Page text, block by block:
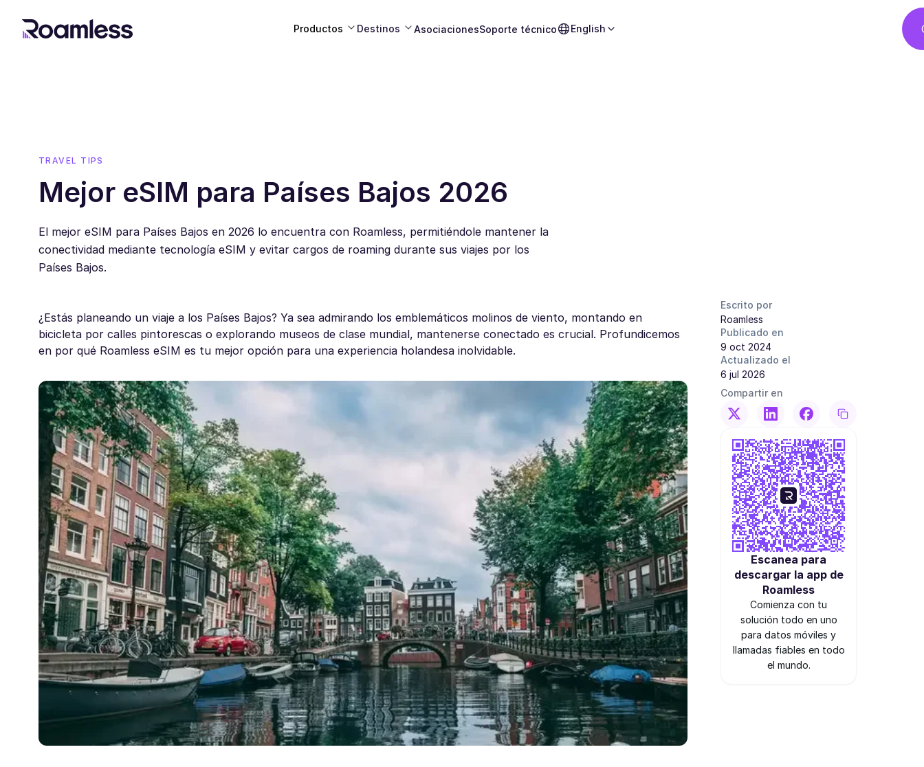
Productos Destinos AsociacionesSoporte técnico English
TRAVEL TIPS
Mejor eSIM para Países Bajos 2026
El mejor eSIM para Países Bajos en 2026 lo encuentra con Roamless, permitiéndole mantener la
conectividad mediante tecnología eSIM y evitar cargos de roaming durante sus viajes por los
Países Bajos.
¿Estás planeando un viaje a los Países Bajos? Ya sea admirando los emblemáticos molinos de viento, montando en
bicicleta por calles pintorescas o explorando museos de clase mundial, mantenerse conectado es crucial. Profundicemos
en por qué Roamless eSIM es tu mejor opción para una experiencia holandesa inolvidable.
Escrito por
Roamless
Publicado en
9 oct 2024
Actualizado el
6 jul 2026
Compartir en
Escanea para
descargar la app de
Roamless
Comienza con tu
solución todo en uno
para datos móviles y
llamadas fiables en todo
el mundo.